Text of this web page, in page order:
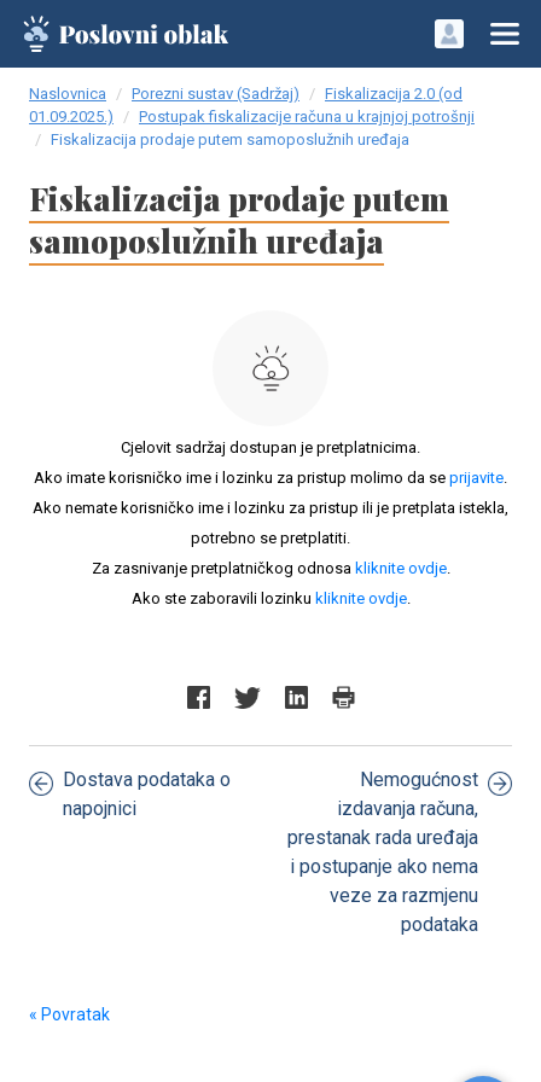
Naslovnica Porezni sustav (Sadržaj)
Fiskalizacija 2.0 (od
01.09.2025.)
Postupak fiskalizacije računa u krajnjoj potrošnji
Fiskalizacija prodaje putem samoposlužnih uređaja
Fiskalizacija prodaje putem
samoposlužnih uređaja
Cjelovit sadržaj dostupan je pretplatnicima.
Ako imate korisničko ime i lozinku za pristup molimo da se prijavite.
Ako nemate korisničko ime i lozinku za pristup ili je pretplata istekla,
potrebno se pretplatiti.
Za zasnivanje pretplatničkog odnosa kliknite ovdje.
Ako ste zaboravili lozinku kliknite ovdje.
Dostava podataka o
napojnici
Nemogućnost
izdavanja računa,
prestanak rada uređaja
i postupanje ako nema
veze za razmjenu
podataka
« Povratak